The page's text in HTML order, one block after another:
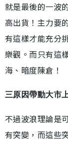
就是最後的一波
高出貨！主力要
有這樣才能充分
樂觀。而只有這
海、暗度陳倉！
三原因帶動大市
不過波浪理論是
有突變，而這些